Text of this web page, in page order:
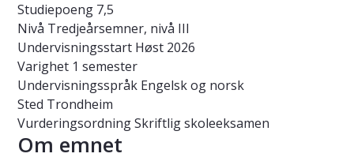
Studiepoeng 7,5
Nivå Tredjeårsemner, nivå III
Undervisningsstart Høst 2026
Varighet 1 semester
Undervisningsspråk Engelsk og norsk
Sted Trondheim
VurderingsordningSkriftlig skoleeksamen
Om emnet